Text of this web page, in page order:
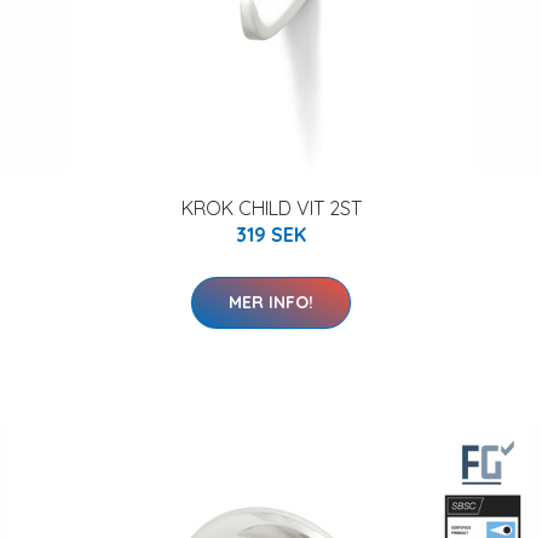
KROK CHILD VIT 2ST
319 SEK
MER INFO!